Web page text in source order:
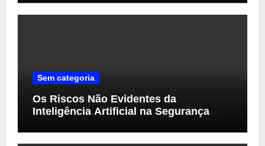
Sem categoria
Os Riscos Não Evidentes da
Inteligência Artificial na Segurança